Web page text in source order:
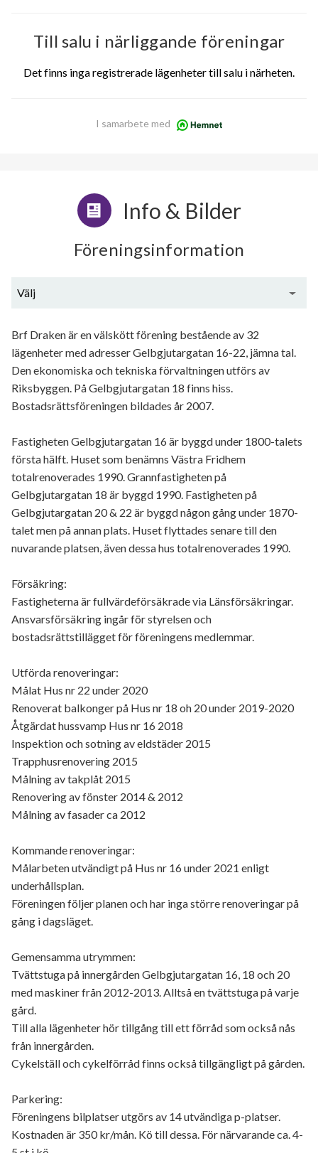
Till salu i närliggande föreningar
Det finns inga registrerade lägenheter till salu i närheten.
I samarbete med
Info & Bilder
Föreningsinformation
Välj
Brf Draken är en välskött förening bestående av 32
lägenheter med adresser Gelbgjutargatan 16-22, jämna tal.
Den ekonomiska och tekniska förvaltningen utförs av
Riksbyggen. På Gelbgjutargatan 18 finns hiss.
Bostadsrättsföreningen bildades år 2007.
Fastigheten Gelbgjutargatan 16 är byggd under 1800-talets
första hälft. Huset som benämns Västra Fridhem
totalrenoverades 1990. Grannfastigheten på
Gelbgjutargatan 18 är byggd 1990. Fastigheten på
Gelbgjutargatan 20 & 22 är byggd någon gång under 1870-
talet men på annan plats. Huset flyttades senare till den
nuvarande platsen, även dessa hus totalrenoverades 1990.
Försäkring:
Fastigheterna är fullvärdeförsäkrade via Länsförsäkringar.
Ansvarsförsäkring ingår för styrelsen och
bostadsrättstillägget för föreningens medlemmar.
Utförda renoveringar:
Målat Hus nr 22 under 2020
Renoverat balkonger på Hus nr 18 oh 20 under 2019-2020
Åtgärdat hussvamp Hus nr 16 2018
Inspektion och sotning av eldstäder 2015
Trapphusrenovering 2015
Målning av takplåt 2015
Renovering av fönster 2014 & 2012
Målning av fasader ca 2012
Kommande renoveringar:
Målarbeten utvändigt på Hus nr 16 under 2021 enligt
underhållsplan.
Föreningen följer planen och har inga större renoveringar på
gång i dagsläget.
Gemensamma utrymmen:
Tvättstuga på innergården Gelbgjutargatan 16, 18 och 20
med maskiner från 2012-2013. Alltså en tvättstuga på varje
gård.
Till alla lägenheter hör tillgång till ett förråd som också nås
från innergården.
Cykelställ och cykelförråd finns också tillgängligt på gården.
Parkering:
Föreningens bilplatser utgörs av 14 utvändiga p-platser.
Kostnaden är 350 kr/mån. Kö till dessa. För närvarande ca. 4-